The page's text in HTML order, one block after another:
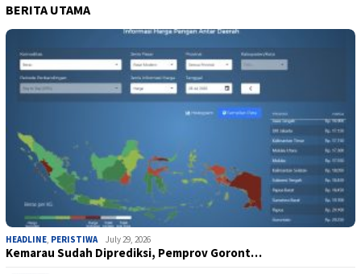
BERITA UTAMA
HEADLINE PERISTIWA July 29, 2026
Kemarau Sudah Diprediksi, Pemprov Goront…